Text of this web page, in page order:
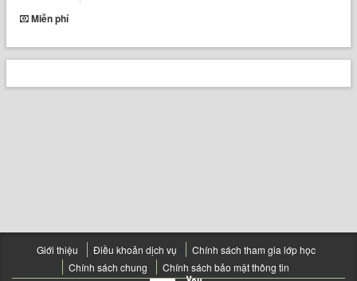
Miễn phí
Giới thiệu Điều khoản dịch vụ
Chính sách tham gia lớp học
Chính sách chung
Chính sách bảo mật thông tin